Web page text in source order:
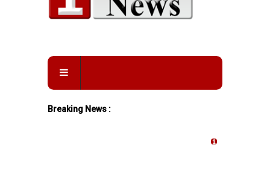
Breaking News :
தங்கம்-வெள்ளி விலை